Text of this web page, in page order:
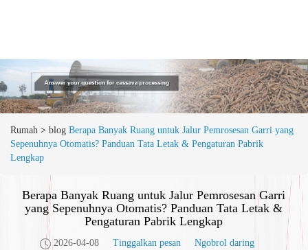
Rumah > blog Berapa Banyak Ruang untuk Jalur Pemrosesan Garri yang
Sepenuhnya Otomatis? Panduan Tata Letak & Pengaturan Pabrik
Lengkap
Berapa Banyak Ruang untuk Jalur Pemrosesan Garri
yang Sepenuhnya Otomatis? Panduan Tata Letak &
Pengaturan Pabrik Lengkap
2026-04-08 Tinggalkan pesan Ngobrol daring